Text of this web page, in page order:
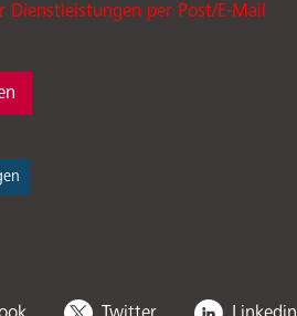
Dienstleistungen per Post/E-Mail